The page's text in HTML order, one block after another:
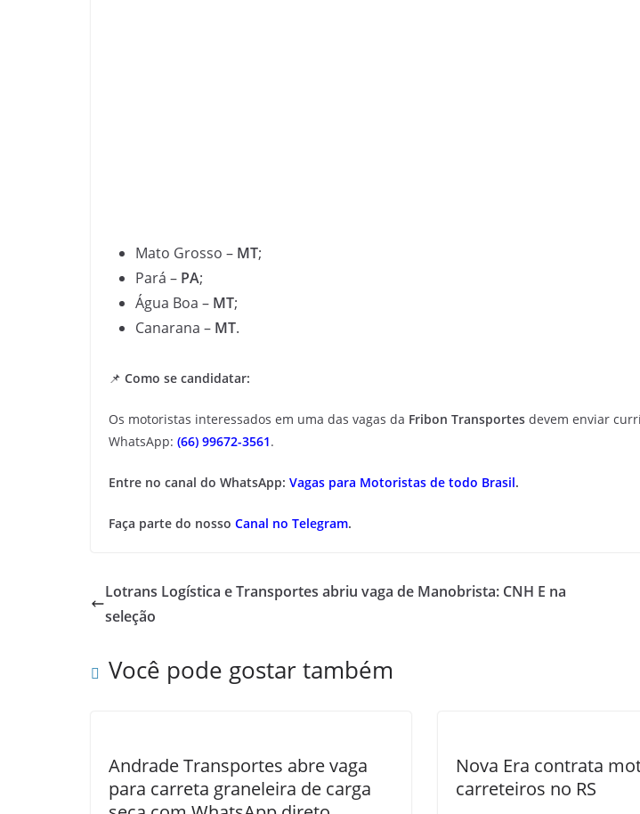
Mato Grosso – MT;
Pará – PA;
Água Boa – MT;
Canarana – MT.
📌 Como se candidatar:
Os motoristas interessados em uma das vagas da Fribon Transportes devem enviar
WhatsApp: (66) 99672-3561.
Entre no canal do WhatsApp: Vagas para Motoristas de todo Brasil.
Faça parte do nosso Canal no Telegram.
Lotrans Logística e Transportes abriu vaga de Manobrista: CNH E na
seleção
Você pode gostar também
Andrade Transportes abre vaga
para carreta graneleira de carga
Nova Era contrata
carreteiros no RS